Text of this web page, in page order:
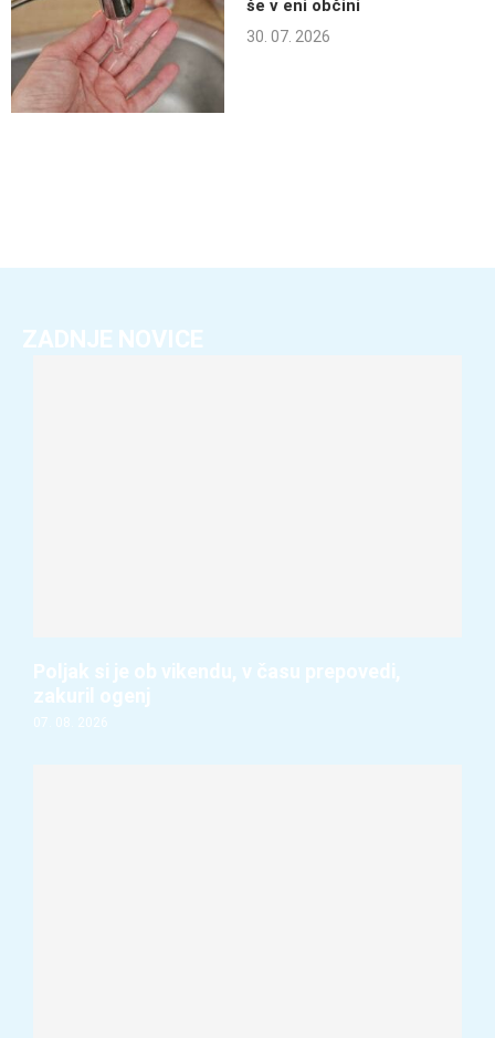
še v eni občini
30. 07. 2026
ZADNJE NOVICE
Poljak si je ob vikendu, v času prepovedi,
zakuril ogenj
07. 08. 2026